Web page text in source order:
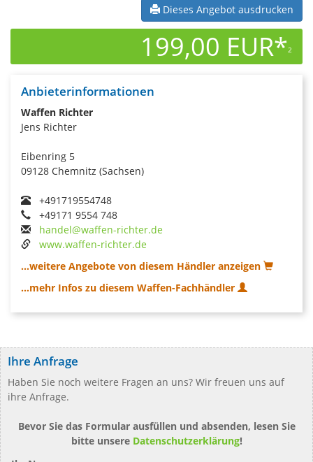
Dieses Angebot ausdrucken
199,00 EUR*2
Anbieterinformationen
Waffen Richter
Jens Richter
Eibenring 5
09128 Chemnitz (Sachsen)
+491719554748
+49171 9554 748
handel@waffen-richter.de
www.waffen-richter.de
...weitere Angebote von diesem Händler anzeigen
...mehr Infos zu diesem Waffen-Fachhändler
Ihre Anfrage
Haben Sie noch weitere Fragen an uns? Wir freuen uns auf
ihre Anfrage.
Bevor Sie das Formular ausfüllen und absenden, lesen Sie
bitte unsere Datenschutzerklärung!